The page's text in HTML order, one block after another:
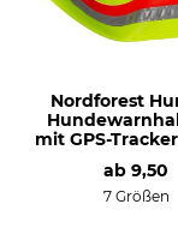
Nordforest
mit GPS-
ab 9,50
7 Größen